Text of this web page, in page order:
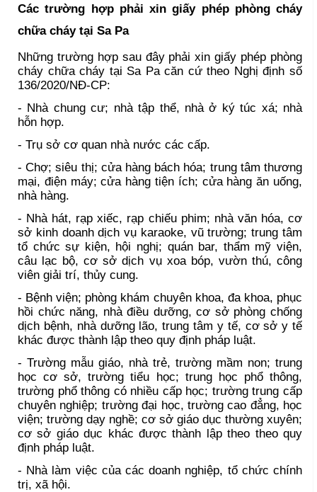
Các trường hợp phải xin giấy phép phòng cháy
chữa cháy tại Sa Pa
Những trường hợp sau đây phải xin giấy phép phòng
cháy chữa cháy tại Sa Pa căn cứ theo Nghị định số
136/2020/NĐ-CP:
- Nhà chung cư; nhà tập thể, nhà ở ký túc xá; nhà
hỗn hợp.
- Trụ sở cơ quan nhà nước các cấp.
- Chợ; siêu thị; cửa hàng bách hóa; trung tâm thương
mại, điện máy; cửa hàng tiện ích; cửa hàng ăn uống,
nhà hàng.
- Nhà hát, rạp xiếc, rạp chiếu phim; nhà văn hóa, cơ
sở kinh doanh dịch vụ karaoke, vũ trường; trung tâm
tổ chức sự kiện, hội nghị; quán bar, thẩm mỹ viện,
câu lạc bộ, cơ sở dịch vụ xoa bóp, vườn thú, công
viên giải trí, thủy cung.
- Bệnh viện; phòng khám chuyên khoa, đa khoa, phục
hồi chức năng, nhà điều dưỡng, cơ sở phòng chống
dịch bệnh, nhà dưỡng lão, trung tâm y tế, cơ sở y tế
khác được thành lập theo quy định pháp luật.
- Trường mẫu giáo, nhà trẻ, trường mầm non; trung
học cơ sở, trường tiểu học; trung học phổ thông,
trường phổ thông có nhiều cấp học; trường trung cấp
chuyên nghiệp; trường đại học, trường cao đẳng, học
viện; trường dạy nghề; cơ sở giáo dục thường xuyên;
cơ sở giáo dục khác được thành lập theo theo quy
định pháp luật.
- Nhà làm việc của các doanh nghiệp, tổ chức chính
trị, xã hội.